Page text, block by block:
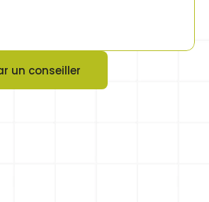
un conseiller